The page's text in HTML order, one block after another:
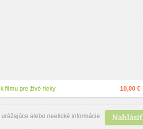
filmu pre živé rieky 10,00 €
Nahlásiť
alebo neetické informácie